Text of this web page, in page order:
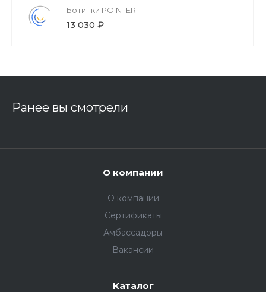
Ботинки POINTER
13 030 ₽
Ранее вы смотрели
О компании
О компании
Сертификаты
Амбассадоры
Вакансии
Каталог